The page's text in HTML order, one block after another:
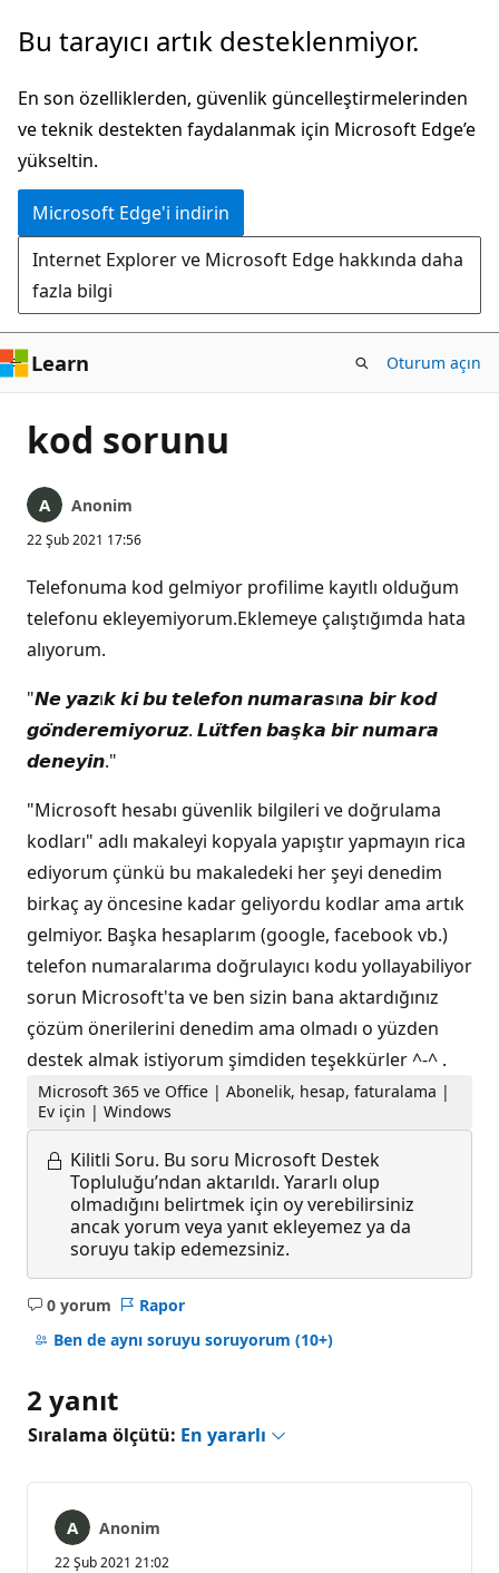
Ana
atla
Bu tarayıcı artık desteklenmiyor.
En son özelliklerden, güvenlik güncelleştirmelerinden
ve teknik destekten faydalanmak için Microsoft Edge’e
yükseltin.
Microsoft Edge'i indirin
Internet Explorer ve Microsoft Edge hakkında daha
fazla bilgi
Learn Oturum açın
kod sorunu
Anonim
22 Şub 2021 17:56
Telefonuma kod gelmiyor profilime kayıtlı olduğum
telefonu ekleyemiyorum.Eklemeye çalıştığımda hata
alıyorum.
"𝙉𝙚 𝙮𝙖𝙯ı𝙠 𝙠𝙞 𝙗𝙪 𝙩𝙚𝙡𝙚𝙛𝙤𝙣 𝙣𝙪𝙢𝙖𝙧𝙖𝙨ı𝙣𝙖 𝙗𝙞𝙧 𝙠𝙤𝙙
𝙜𝙤̈𝙣𝙙𝙚𝙧𝙚𝙢𝙞𝙮𝙤𝙧𝙪𝙯. 𝙇𝙪̈𝙩𝙛𝙚𝙣 𝙗𝙖𝙨̧𝙠𝙖 𝙗𝙞𝙧 𝙣𝙪𝙢𝙖𝙧𝙖
𝙙𝙚𝙣𝙚𝙮𝙞𝙣."
"Microsoft hesabı güvenlik bilgileri ve doğrulama
kodları" adlı makaleyi kopyala yapıştır yapmayın rica
ediyorum çünkü bu makaledeki her şeyi denedim
birkaç ay öncesine kadar geliyordu kodlar ama artık
gelmiyor. Başka hesaplarım (google, facebook vb.)
telefon numaralarıma doğrulayıcı kodu yollayabiliyor
sorun Microsoft'ta ve ben sizin bana aktardığınız
çözüm önerilerini denedim ama olmadı o yüzden
destek almak istiyorum şimdiden teşekkürler ^-^ .
Microsoft 365 ve Office | Abonelik, hesap, faturalama |
Ev için | Windows
Kilitli Soru. Bu soru Microsoft Destek
Topluluğu’ndan aktarıldı. Yararlı olup
olmadığını belirtmek için oy verebilirsiniz
ancak yorum veya yanıt ekleyemez ya da
soruyu takip edemezsiniz.
0 yorum
Açıklama
yok
Rapor
Ben de aynı soruyu soruyorum (10+)
2 yanıt
Sıralama ölçütü: En yararlı
Anonim
22 Şub 2021 21:02